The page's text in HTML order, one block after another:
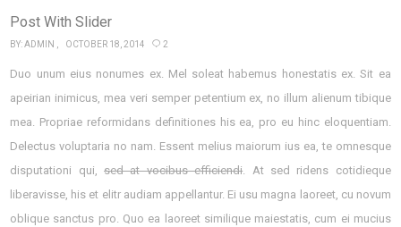
Post With Slider
BY:ADMIN OCTOBER 18, 2014 2
Duo unum eius nonumes ex. Mel soleat habemus honestatis ex. Sit ea
apeirian inimicus, mea veri semper petentium ex, no illum alienum tibique
mea. Propriae reformidans definitiones his ea, pro eu hinc eloquentiam.
Delectus voluptaria no nam. Essent melius maiorum ius ea, te omnesque
disputationi qui,sed at vocibus efficiendi. At sed ridens cotidieque
liberavisse, his et elitr audiam appellantur. Ei usu magna laoreet, cu novum
oblique sanctus pro. Quo ea laoreet similique maiestatis, cum ei mucius